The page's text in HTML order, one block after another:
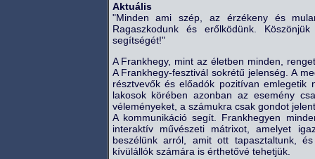
Aktuális
"Minden ami szép, az érzékeny és
Ragaszkodunk és erőlködünk.
segítségét!"
A Frankhegy, mint az életben minden,
A Frankhegy-fesztivál sokrétű jelenség. A
résztvevők és előadók pozitívan
lakosok körében azonban az esemény
véleményeket, a számukra csak gondot
A kommunikáció segít. Frankhegyen
interaktív művészeti mátrixot, amelyet
beszélünk arról, amit ott tapasztaltunk,
kívülállók számára is érthetővé tehetjük.